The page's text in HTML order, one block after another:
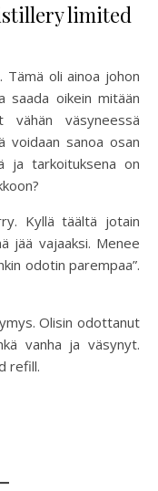
limited
Tämä oli ainoa johon
saada oikein mitään
väsyneessä
voidaan sanoa osan
ja tarkoituksena on
Kyllä täältä jotain
jää vajaaksi. Menee
odotin parempaa”.
Olisin odottanut
vanha ja väsynyt.
refill.